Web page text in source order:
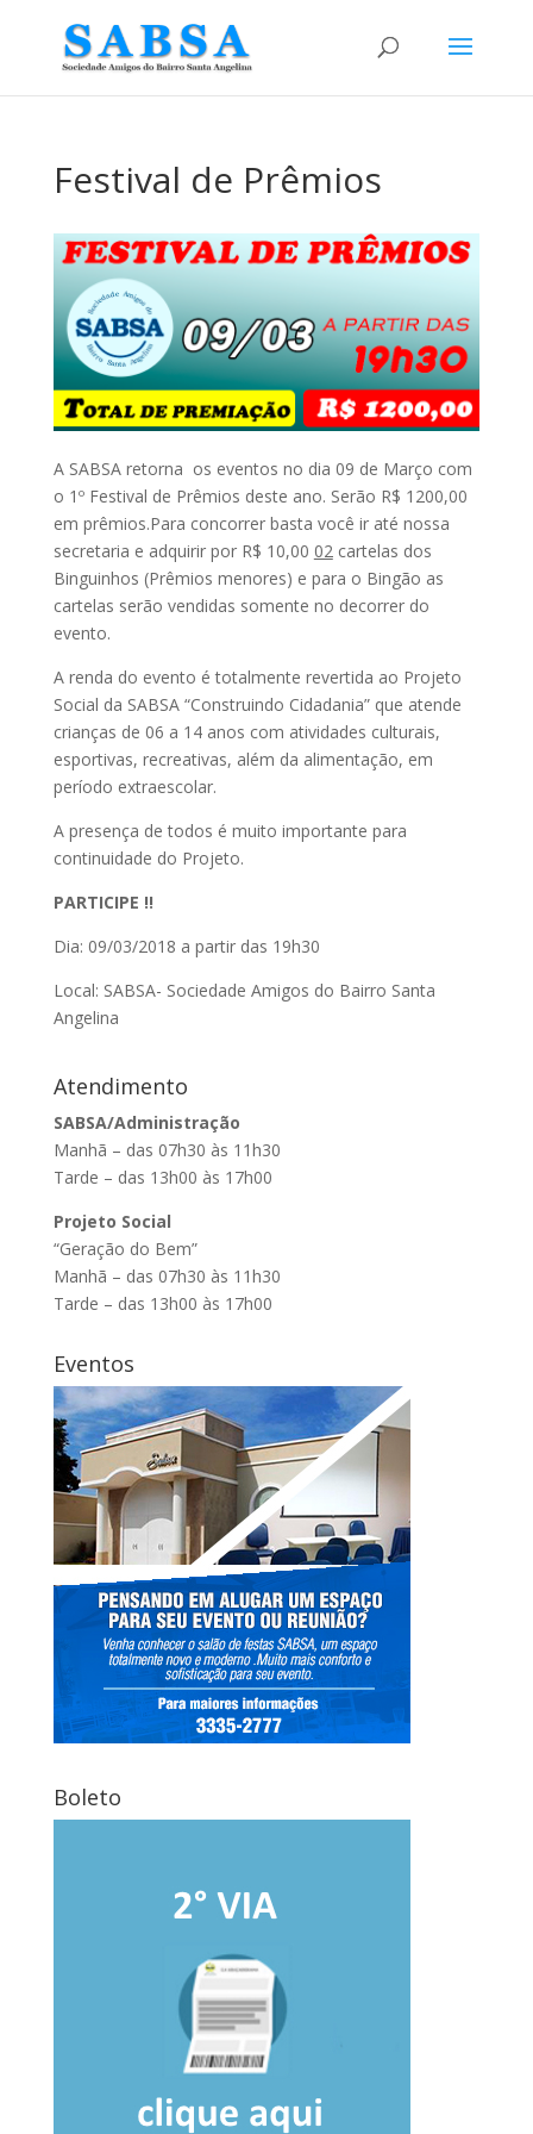
Festival de Prêmios
A SABSA retorna os eventos no dia 09 de Março com
o 1º Festival de Prêmios deste ano. Serão R$ 1200,00
em prêmios.Para concorrer basta você ir até nossa
secretaria e adquirir por R$ 10,00 02cartelas dos
Binguinhos (Prêmios menores) e para o Bingão as
cartelas serão vendidas somente no decorrer do
evento.
A renda do evento é totalmente revertida ao Projeto
Social da SABSA “Construindo Cidadania” que atende
crianças de 06 a 14 anos com atividades culturais,
esportivas, recreativas, além da alimentação, em
período extraescolar.
A presença de todos é muito importante para
continuidade do Projeto.
PARTICIPE !!
Dia: 09/03/2018 a partir das 19h30
Local: SABSA- Sociedade Amigos do Bairro Santa
Angelina
Atendimento
SABSA/Administração
Manhã – das 07h30 às 11h30
Tarde – das 13h00 às 17h00
Projeto Social
“Geração do Bem”
Manhã – das 07h30 às 11h30
Tarde – das 13h00 às 17h00
Eventos
Boleto